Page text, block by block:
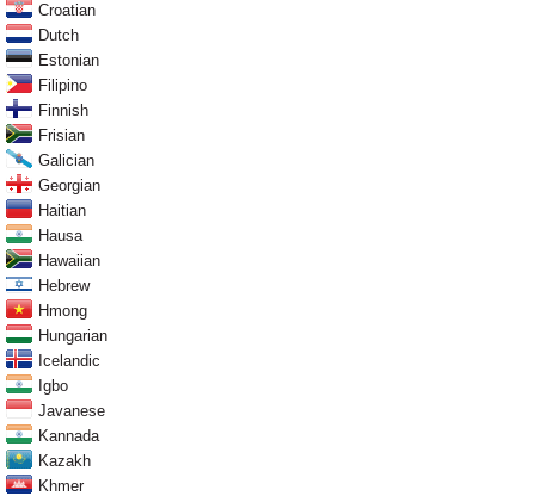
Croatian
Dutch
Estonian
Filipino
Finnish
Frisian
Galician
Georgian
Haitian
Hausa
Hawaiian
Hebrew
Hmong
Hungarian
Icelandic
Igbo
Javanese
Kannada
Kazakh
Khmer